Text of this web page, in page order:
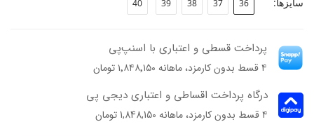
پاخور: سایز همیشگی خود را انتخاب کنید.
36
37
38
39
40
پرداخت قسطی و اعتباری با اسنپ‌پی
۴ قسط بدون کارمزد، ماهانه ۱٬۸۴۸٬۱۵۰ تومان
درگاه پرداخت اقساطی و اعتباری دیجی پی
۴ قسط بدون کارمزد، ماهانه 1,848,150 تومان